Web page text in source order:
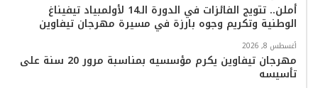
و
ك
ر
و
ب
ق
ر
o
k
ا
ب
أملن.. تتويج الفائزات في الدورة الـ14 لأولمبياد تيفيناغ
الوطنية وتكريم وجوه بارزة في مسيرة مهرجان تيفاوين
أغسطس 8, 2026
مهرجان تيفاوين يكرم مؤسسيه بمناسبة مرور 20 سنة على
تأسيسه